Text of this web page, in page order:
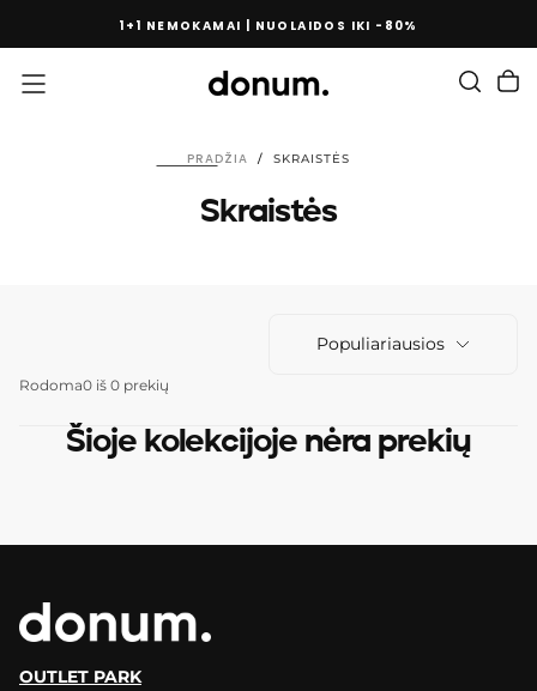
TURINIO
1+1 NEMOKAMAI | NUOLAIDOS IKI -80%
PRADŽIA / SKRAISTĖS
Skraistės
Populiariausios
Rodoma0 iš 0 prekių
Šioje kolekcijoje nėra prekių
OUTLET PARK